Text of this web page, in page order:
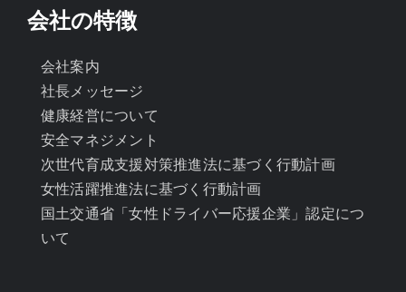
会社の特徴
会社案内
社長メッセージ
健康経営について
安全マネジメント
次世代育成支援対策推進法に基づく行動計画
女性活躍推進法に基づく行動計画
国土交通省「女性ドライバー応援企業」認定につ
いて